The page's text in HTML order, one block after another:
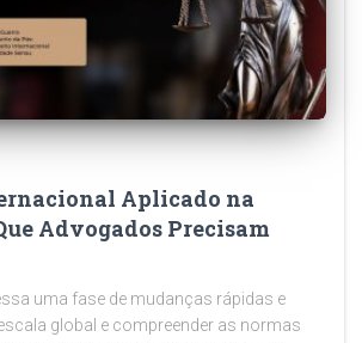
Aplicado na
Advogados Precisam
uma fase de mudanças rápidas e
global e compreender as normas